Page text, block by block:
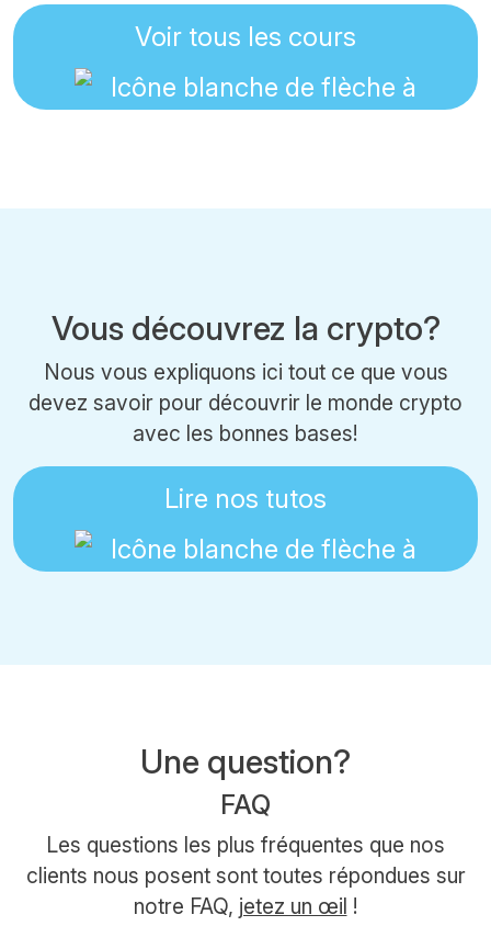
Voir tous les cours
Vous découvrez la crypto?
Nous vous expliquons ici tout ce que vous
devez savoir pour découvrir le monde crypto
avec les bonnes bases!
Lire nos tutos
Une question?
FAQ
Les questions les plus fréquentes que nos
clients nous posent sont toutes répondues sur
notre FAQ, jetez un œil !